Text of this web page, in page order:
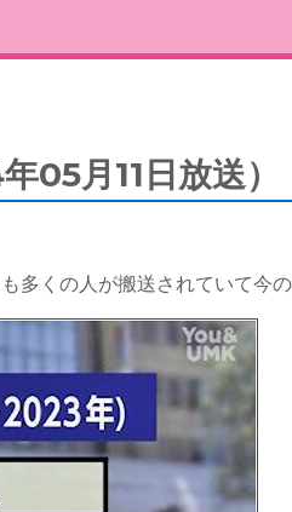
05月11日放送）
くの人が搬送されていて今の